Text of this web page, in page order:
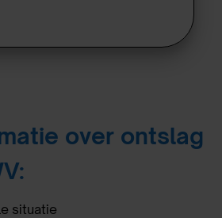
over ontslag
situatie